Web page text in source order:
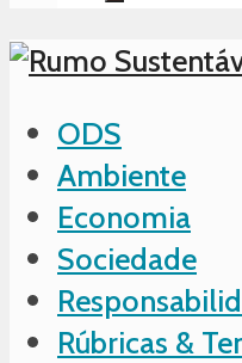
ODS
Ambiente
Economia
Sociedade
Rúbricas &